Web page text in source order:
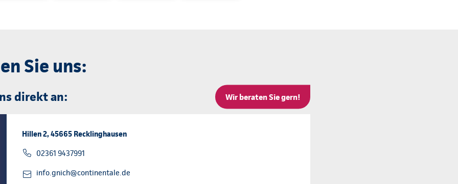
Sie uns:
direkt an: Wir beraten Sie gern!
Hillen 2, 45665 Recklinghausen
02361 9437991
info.gnich@continentale.de